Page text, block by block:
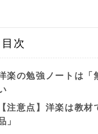
目次
楽の勉強ノートは「
【注意点】洋楽は教材
」